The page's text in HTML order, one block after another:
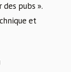
pubs ».
et